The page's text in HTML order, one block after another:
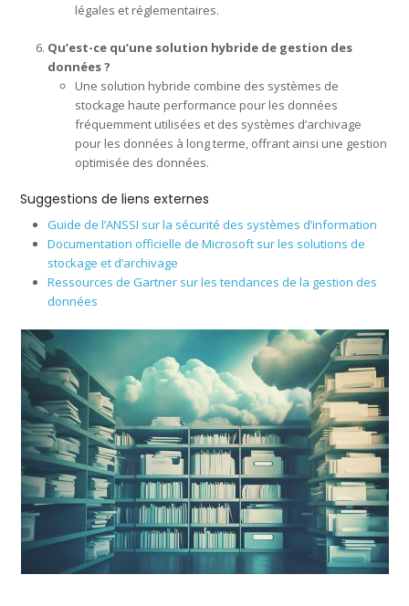
légales et réglementaires.
Qu’est-ce qu’une solution hybride de gestion des
données ?
Une solution hybride combine des systèmes de
stockage haute performance pour les données
fréquemment utilisées et des systèmes d’archivage
pour les données à long terme, offrant ainsi une gestion
optimisée des données.
Suggestions de liens externes
Guide de l’ANSSI sur la sécurité des systèmes d’information
Documentation officielle de Microsoft sur les solutions de
stockage et d’archivage
Ressources de Gartner sur les tendances de la gestion des
données